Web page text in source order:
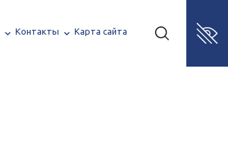
Контакты Карта сайта